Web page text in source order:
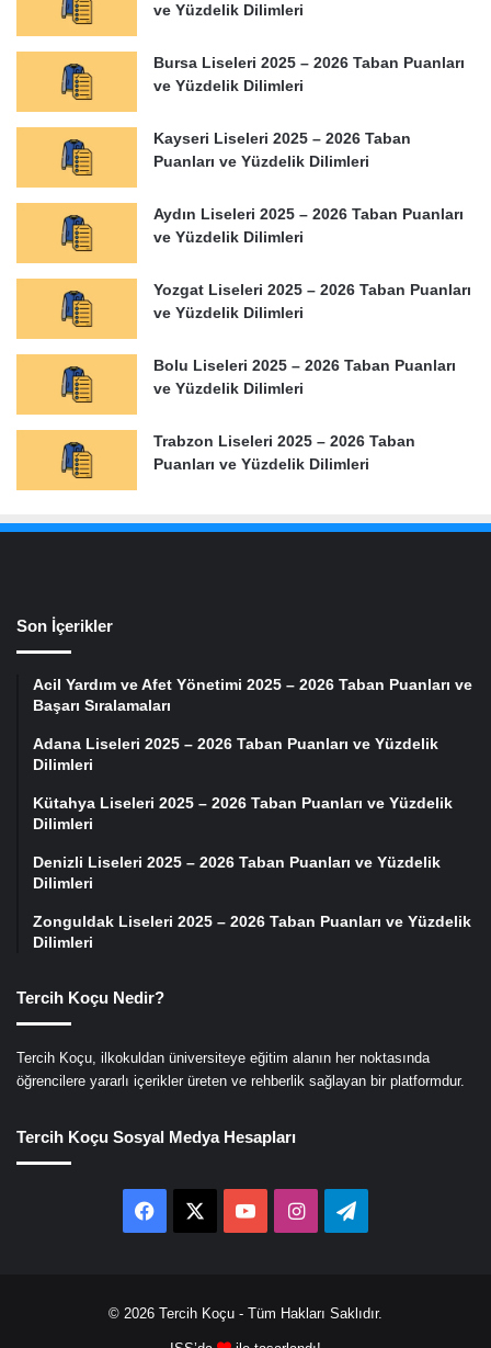
ve Yüzdelik Dilimleri
Bursa Liseleri 2025 – 2026 Taban Puanları
ve Yüzdelik Dilimleri
Kayseri Liseleri 2025 – 2026 Taban
Puanları ve Yüzdelik Dilimleri
Aydın Liseleri 2025 – 2026 Taban Puanları
ve Yüzdelik Dilimleri
Yozgat Liseleri 2025 – 2026 Taban Puanları
ve Yüzdelik Dilimleri
Bolu Liseleri 2025 – 2026 Taban Puanları
ve Yüzdelik Dilimleri
Trabzon Liseleri 2025 – 2026 Taban
Puanları ve Yüzdelik Dilimleri
Son İçerikler
Acil Yardım ve Afet Yönetimi 2025 – 2026 Taban Puanları ve
Başarı Sıralamaları
Adana Liseleri 2025 – 2026 Taban Puanları ve Yüzdelik
Dilimleri
Kütahya Liseleri 2025 – 2026 Taban Puanları ve Yüzdelik
Dilimleri
Denizli Liseleri 2025 – 2026 Taban Puanları ve Yüzdelik
Dilimleri
Zonguldak Liseleri 2025 – 2026 Taban Puanları ve Yüzdelik
Dilimleri
Tercih Koçu Nedir?
Tercih Koçu, ilkokuldan üniversiteye eğitim alanın her noktasında
öğrencilere yararlı içerikler üreten ve rehberlik sağlayan bir platformdur.
Tercih Koçu Sosyal Medya Hesapları
Facebook YouTubeInstagramTelegram
© 2026 Tercih Koçu - Tüm Hakları Saklıdır.